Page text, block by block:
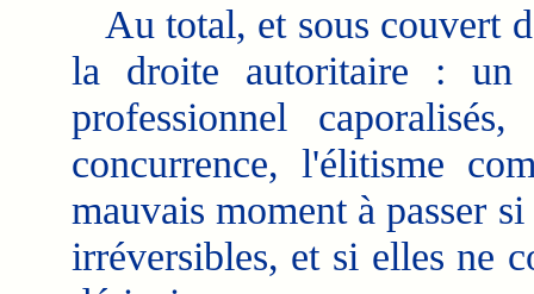
Au total, et sous couvert
la droite autoritaire : un
professionnel
concurrence, l'élitisme
mauvais moment à passer
irréversibles, et si elles ne